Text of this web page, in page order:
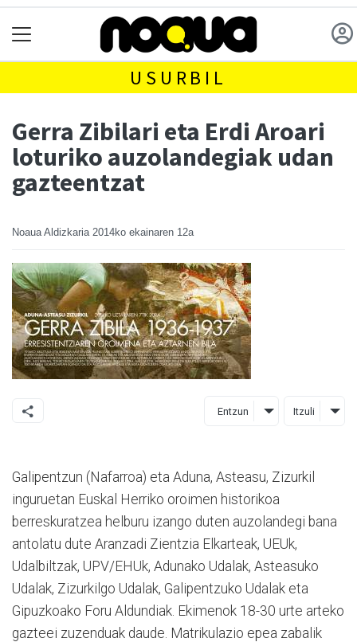
USURBIL
Gerra Zibilari eta Erdi Aroari
loturiko auzolandegiak udan
gazteentzat
Noaua Aldizkaria 2014ko ekainaren 12a
Entzun Itzuli
Galipentzun (Nafarroa) eta Aduna, Asteasu, Zizurkil
inguruetan Euskal Herriko oroimen historikoa
berreskuratzea helburu izango duten auzolandegi bana
antolatu dute Aranzadi Zientzia Elkarteak, UEUk,
Udalbiltzak, UPV/EHUk, Adunako Udalak, Asteasuko
Udalak, Zizurkilgo Udalak, Galipentzuko Udalak eta
Gipuzkoako Foru Aldundiak. Ekimenok 18-30 urte arteko
gazteei zuzenduak daude. Matrikulazio epea zabalik